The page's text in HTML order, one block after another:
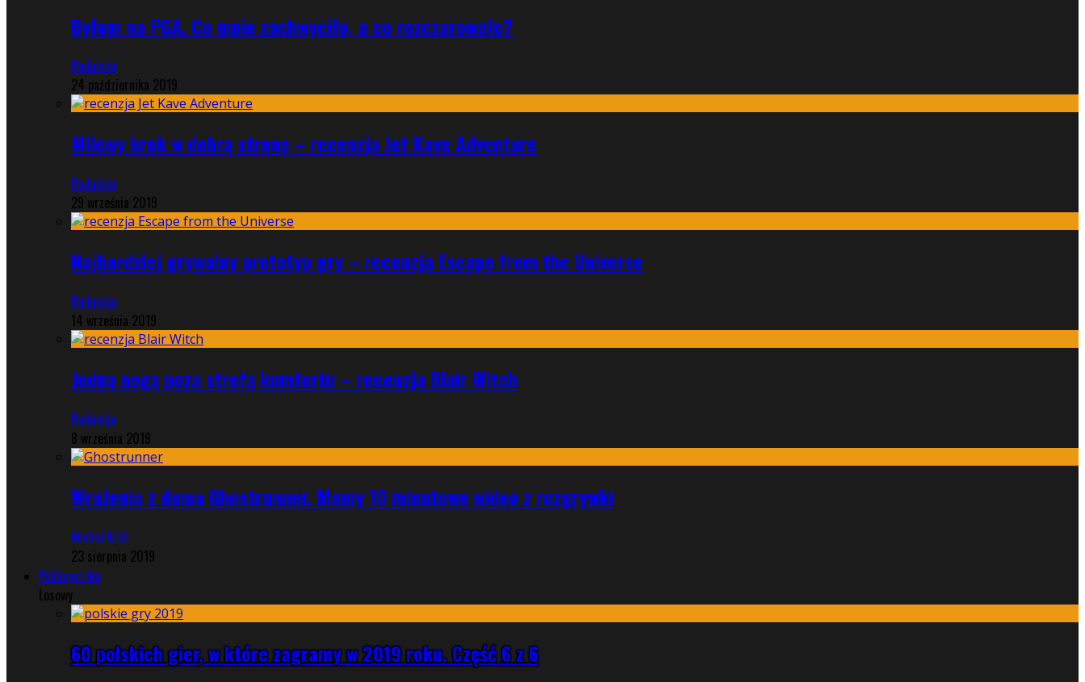
Byłem na PGA. Co mnie zachwyciło, a co rozczarowało?
Redakcja
24 października 2019
Milowy krok w dobrą stronę – recenzja Jet Kave Adventure
Redakcja
29 września 2019
Najbardziej grywalny prototyp gry – recenzja Escape from the Universe
Redakcja
14 września 2019
Jedną nogą poza strefą komfortu – recenzja Blair Witch
Redakcja
8 września 2019
Wrażenia z dema Ghostrunner. Mamy 10 minutowe wideo z rozgrywki
Michał Król
23 sierpnia 2019
Publicystyka
Losowy
60 polskich gier, w które zagramy w 2019 roku. Część 6 z 6